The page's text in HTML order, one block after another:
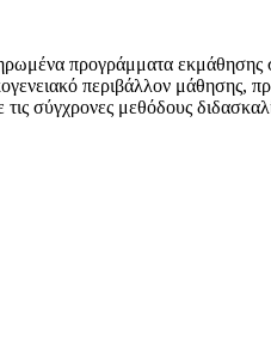
προγράμματα εκμάθησης
περιβάλλον μάθησης,
σύγχρονες μεθόδους